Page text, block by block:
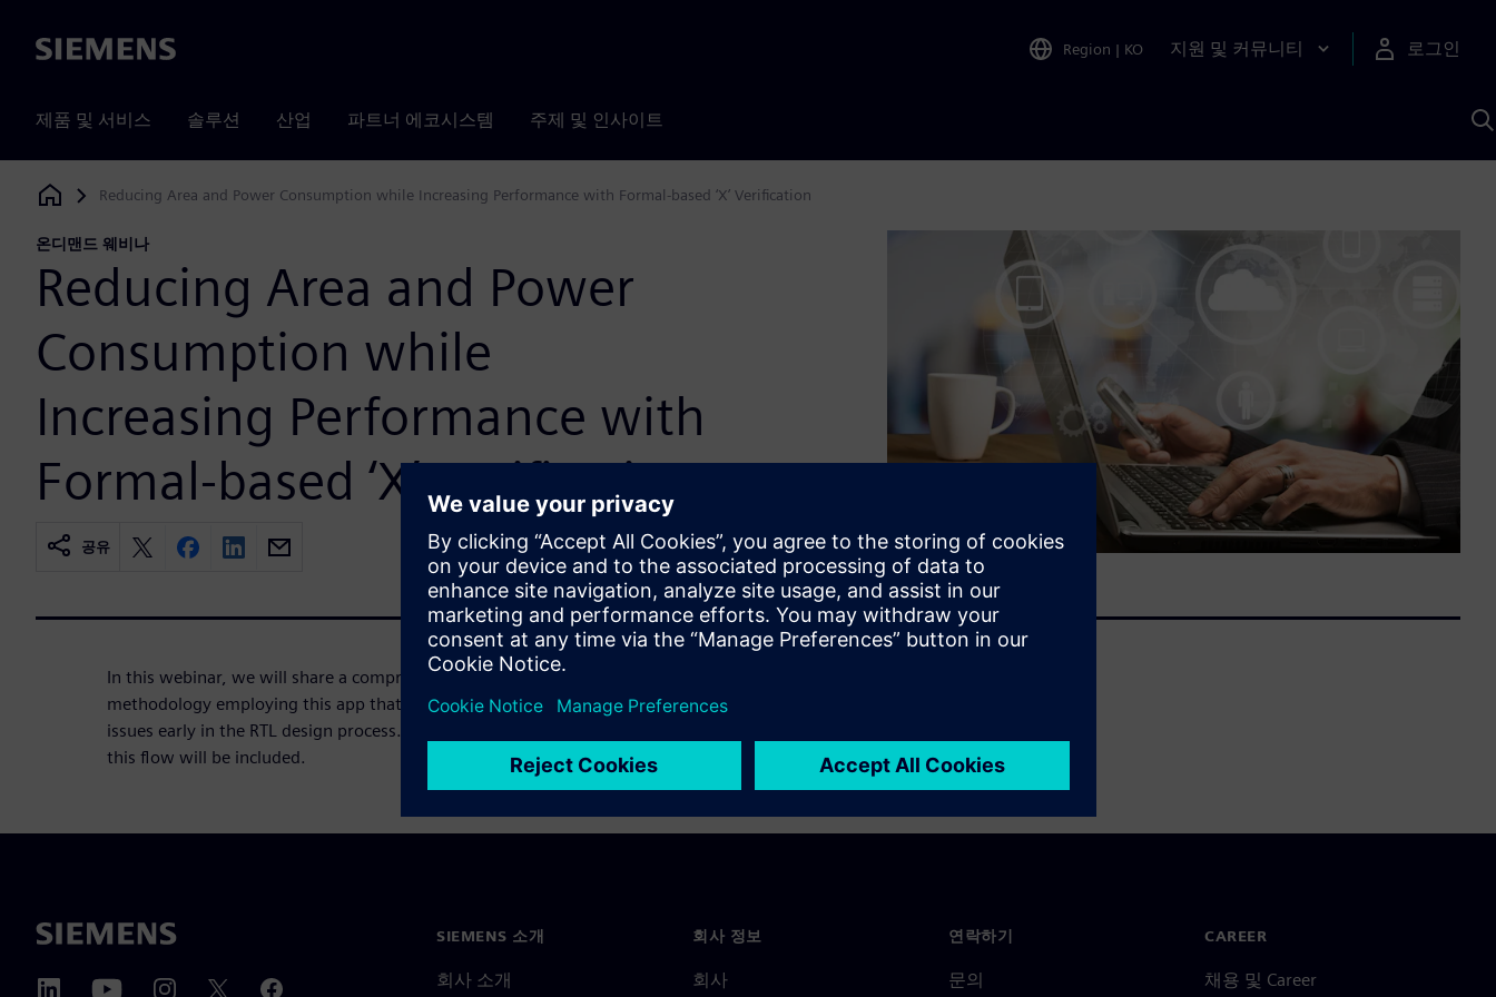
Siemens Region | KO 지원 및 커뮤니티 로그인
제품 및 서비스 솔루션 산업 파트너 에코시스템 주제 및 인사이트
Siemens Digital Industries Software
Reducing Area and Power Consumption while Increasing Performance with Formal-based ‘X’ Verification
온디맨드 웨비나
Reducing Area and Power
Consumption while
Increasing Performance with
Formal-based ‘X’ Verification
공유
In this webinar, we will share a comprehensive static and formal-based
methodology employing this app that enables design teams to root cause ‘X’
issues early in the RTL design process. Results from real-world case studies of
this flow will be included.
SIEMENS 소개
회사 소개
회사 정보
회사
연락하기
문의
CAREER
채용 및 Career